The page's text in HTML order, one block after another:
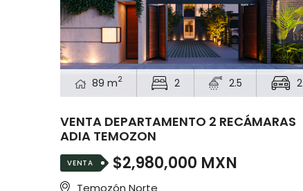
89 m2 2 2.5 2
VENTA DEPARTAMENTO 2 RECÁMARAS
ADIA TEMOZON
VENTA $2,980,000 MXN
Temozón Norte